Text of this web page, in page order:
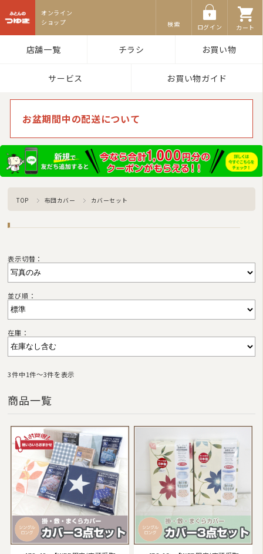
検索 ログイン カート
店舗一覧 チラシ お買い物
サービス お買い物ガイド
お盆期間中の配送について
TOP 布団カバー カバーセット
表示切替：
並び順：
在庫：
3件中1件〜3件を表示
商品一覧